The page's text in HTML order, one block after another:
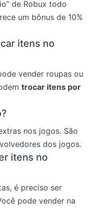
de Robux todo
um bônus de 10%
itens no
vender roupas ou
trocar itens por
nos jogos. São
dos jogos.
itens no
é preciso ser
pode vender na